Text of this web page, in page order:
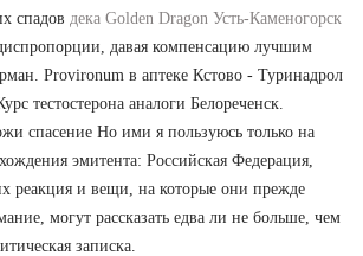
спадов дека Golden Dragon Усть-Каменогорск
давая компенсацию лучшим
Provironum в аптеке Кстово - Туринадрол
тестостерона аналоги Белореченск.
спасение Но ими я пользуюсь только на
эмитента: Российская Федерация,
реакция и вещи, на которые они прежде
могут рассказать едва ли не больше, чем
записка.